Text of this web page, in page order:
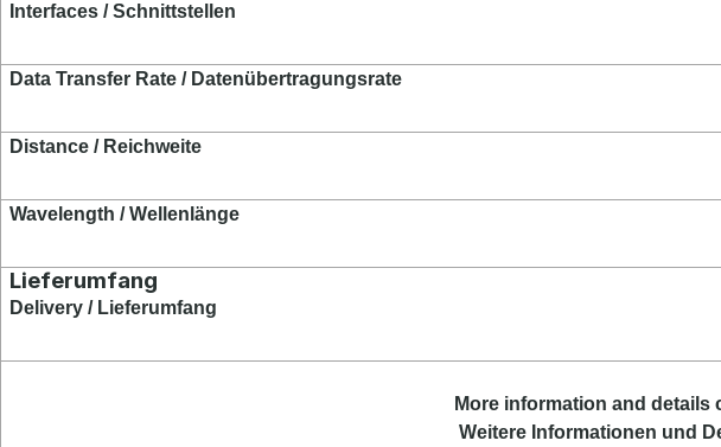
Interfaces / Schnittstellen
Data Transfer Rate / Datenübertragungsrate
Distance / Reichweite
Wavelength / Wellenlänge
Lieferumfang
Delivery / Lieferumfang
More information and details
Weitere Informationen und